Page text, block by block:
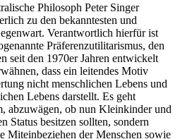
Philosoph Peter Singer
zu den bekanntesten und
Verantwortlich hierfür ist
Präferenzutilitarismus, den
seit den 1970er Jahren entwickelt
dass ein leitendes Motiv
nicht menschlichen Lebens und
Lebens darstellt. Es geht
abzuwägen, ob nun Kleinkinder und
Status besitzen sollten, sondern
Miteinbeziehen der Menschen sowie